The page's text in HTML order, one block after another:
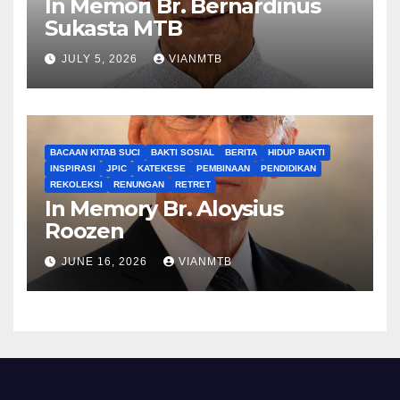
In Memori Br. Bernardinus
Sukasta MTB
JULY 5, 2026 VIANMTB
BACAAN KITAB SUCI BAKTI SOSIAL BERITA
HIDUP BAKTI
INSPIRASI
JPIC KATEKESE PEMBINAAN
PENDIDIKAN
REKOLEKSI
RENUNGAN RETRET
In Memory Br. Aloysius
Roozen
JUNE 16, 2026 VIANMTB